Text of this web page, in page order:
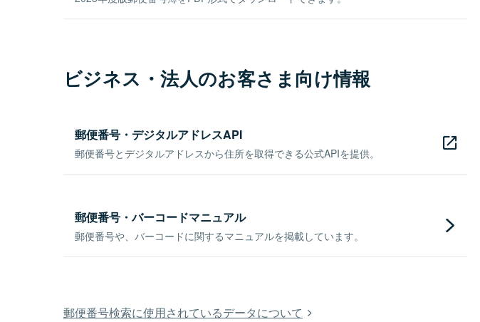
ビジネス・法人のお客さま向け情報
郵便番号・デジタルアドレスAPI
郵便番号とデジタルアドレスから住所を取得できる公式APIを提供。
郵便番号・バーコードマニュアル
郵便番号や、バーコードに関するマニュアルを掲載しています。
郵便番号検索に使用されているデータについて